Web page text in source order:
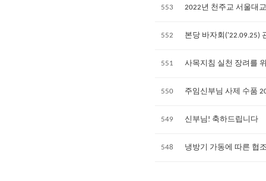
553 2022년 천주교 서울대
552 본당 바자회('22.09.25)
551 사목지침 실천 장려를
550 주임신부님 사제 수품
549 신부님! 축하드립니다
548 냉방기 가동에 따른 협